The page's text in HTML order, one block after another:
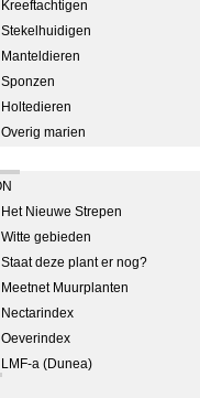
Kreeftachtigen
Stekelhuidigen
Manteldieren
Sponzen
Holtedieren
Overig marien
Het Nieuwe Strepen
Witte gebieden
Staat deze plant er nog?
Meetnet Muurplanten
Nectarindex
Oeverindex
LMF-a (Dunea)